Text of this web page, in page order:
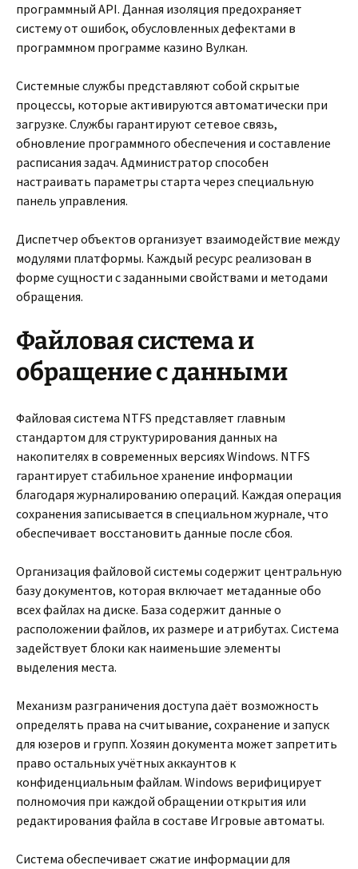
программный API. Данная изоляция предохраняет
систему от ошибок, обусловленных дефектами в
программном программе казино Вулкан.
Системные службы представляют собой скрытые
процессы, которые активируются автоматически при
загрузке. Службы гарантируют сетевое связь,
обновление программного обеспечения и составление
расписания задач. Администратор способен
настраивать параметры старта через специальную
панель управления.
Диспетчер объектов организует взаимодействие между
модулями платформы. Каждый ресурс реализован в
форме сущности с заданными свойствами и методами
обращения.
Файловая система и
обращение с данными
Файловая система NTFS представляет главным
стандартом для структурирования данных на
накопителях в современных версиях Windows. NTFS
гарантирует стабильное хранение информации
благодаря журналированию операций. Каждая операция
сохранения записывается в специальном журнале, что
обеспечивает восстановить данные после сбоя.
Организация файловой системы содержит центральную
базу документов, которая включает метаданные обо
всех файлах на диске. База содержит данные о
расположении файлов, их размере и атрибутах. Система
задействует блоки как наименьшие элементы
выделения места.
Механизм разграничения доступа даёт возможность
определять права на считывание, сохранение и запуск
для юзеров и групп. Хозяин документа может запретить
право остальных учётных аккаунтов к
конфиденциальным файлам. Windows верифицирует
полномочия при каждой обращении открытия или
редактирования файла в составе Игровые автоматы.
Система обеспечивает сжатие информации для